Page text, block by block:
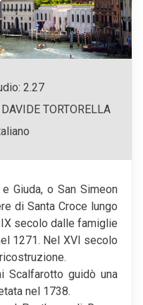
2.27
TORTORELLA
Giuda, o San Simeon
di Santa Croce lungo
IX secolo dalle famiglie
1271. Nel XVI secolo
Scalfarotto guidò una
nel 1738.